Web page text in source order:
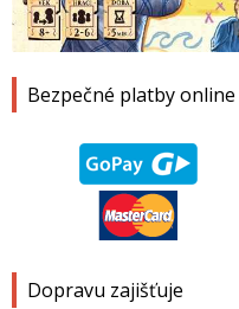
Bezpečné platby online
Dopravu zajišťuje